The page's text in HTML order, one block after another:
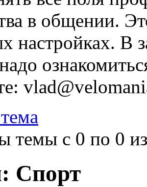
в общении.
настройках. В
темы с 0 по 0
Спорт